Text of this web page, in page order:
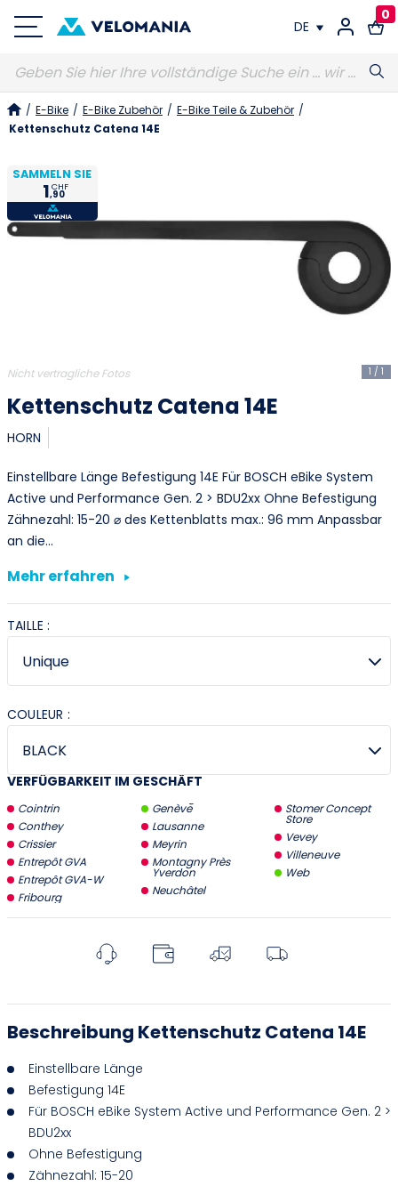
DE
FR
DE
0
/ E-Bike / E-Bike Zubehör / E-Bike Teile & Zubehör /
Kettenschutz Catena 14E
SAMMELN SIE
1,90
CHF
1 / 1
Nicht vertragliche Fotos
Kettenschutz Catena 14E
HORN
Einstellbare Länge Befestigung 14E Für BOSCH eBike System
Active und Performance Gen. 2 > BDU2xx Ohne Befestigung
Zähnezahl: 15-20 ⌀ des Kettenblatts max.: 96 mm Anpassbar
an die…
Mehr erfahren
TAILLE :
COULEUR :
VERFÜGBARKEIT IM GESCHÄFT
Cointrin
Conthey
Crissier
Entrepôt GVA
Entrepôt GVA-W
Fribourg
Genève
Lausanne
Meyrin
Montagny Près
Yverdon
Neuchâtel
Stomer Concept
Store
Vevey
Villeneuve
Web
Beschreibung Kettenschutz Catena 14E
Einstellbare Länge
Befestigung 14E
Für BOSCH eBike System Active und Performance Gen. 2 >
BDU2xx
Ohne Befestigung
Zähnezahl: 15-20